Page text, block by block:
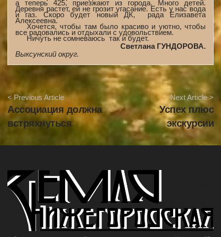
а теперь 425, приезжают из города. Много детей.
Деревня растет, ей не грозит угасание. Есть у нас вода
и газ. Скоро будет новый ДК, ­ рада Елизавета
Алексеевна.
Хочется, чтобы там было красиво и уютно, чтобы
все радовались и отдыхали с удовольствием.
Ничуть не сомневаюсь ­ так и будет.
Светлана ГУНДОРОВА.
Выксунский округ.
r
t
i
a
v
< Previous Article
Ассоциация должна
встряхнуться
Next Article >
Успех плюс
экскурсии